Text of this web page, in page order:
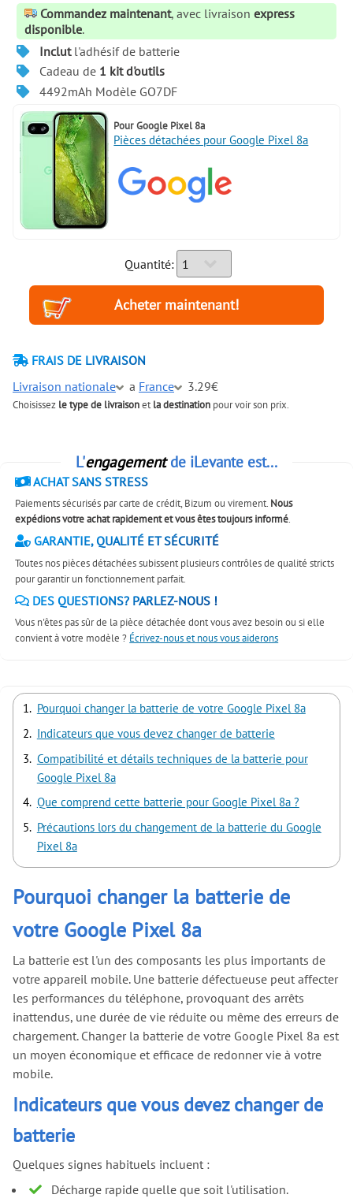
Commandez maintenant, avec livraison express
disponible.
Inclutl'adhésif de batterie
Cadeau de 1 kit d'outils
4492mAh Modèle GO7DF
Pour Google Pixel 8a
Pièces détachées pour Google Pixel 8a
Quantité:
FRAIS DE LIVRAISON
Livraison nationale
a France 3.29€
Choisissez le type de livraisonetla destination pour voir son prix.
L'engagementde iLevante est...
ACHAT SANS STRESS
Paiements sécurisés par carte de crédit, Bizum ou virement. Nous
expédions votre achat rapidement et vous êtes toujours informé.
GARANTIE, QUALITÉ ET SÉCURITÉ
Toutes nos pièces détachées subissent plusieurs contrôles de qualité stricts
pour garantir un fonctionnement parfait.
DES QUESTIONS? PARLEZ-NOUS !
Vous n'êtes pas sûr de la pièce détachée dont vous avez besoin ou si elle
convient à votre modèle ? Écrivez-nous et nous vous aiderons
Pourquoi changer la batterie de votre Google Pixel 8a
Indicateurs que vous devez changer de batterie
Compatibilité et détails techniques de la batterie pour
Google Pixel 8a
Que comprend cette batterie pour Google Pixel 8a ?
Précautions lors du changement de la batterie du Google
Pixel 8a
Pourquoi changer la batterie de
votre Google Pixel 8a
La batterie est l'un des composants les plus importants de
votre appareil mobile. Une batterie défectueuse peut affecter
les performances du téléphone, provoquant des arrêts
inattendus, une durée de vie réduite ou même des erreurs de
chargement. Changer la batterie de votre Google Pixel 8a est
un moyen économique et efficace de redonner vie à votre
mobile.
Indicateurs que vous devez changer de
batterie
Quelques signes habituels incluent :
Décharge rapide quelle que soit l'utilisation.